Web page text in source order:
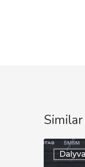
Auksinis